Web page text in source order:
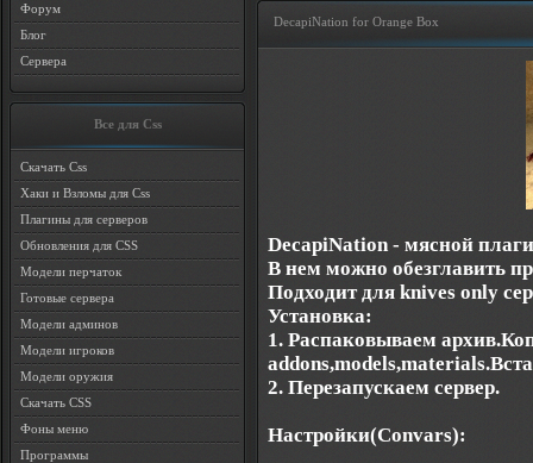
Форум
Блог
Сервера
Все для Css
Скачать Css
Хаки и Взломы для Css
Плагины для серверов
Обновления для CSS
Модели перчаток
Готовые сервера
Модели админов
Модели игроков
Модели оружия
Скачать CSS
Фоны меню
Программы
DecapiNation for Orange Box
DecapiNation - мясной
В нем можно обезглавить
Подходит для knives only
Установка:
1. Распаковываем
2. Перезапускаем сервер.
Настройки(Convars):